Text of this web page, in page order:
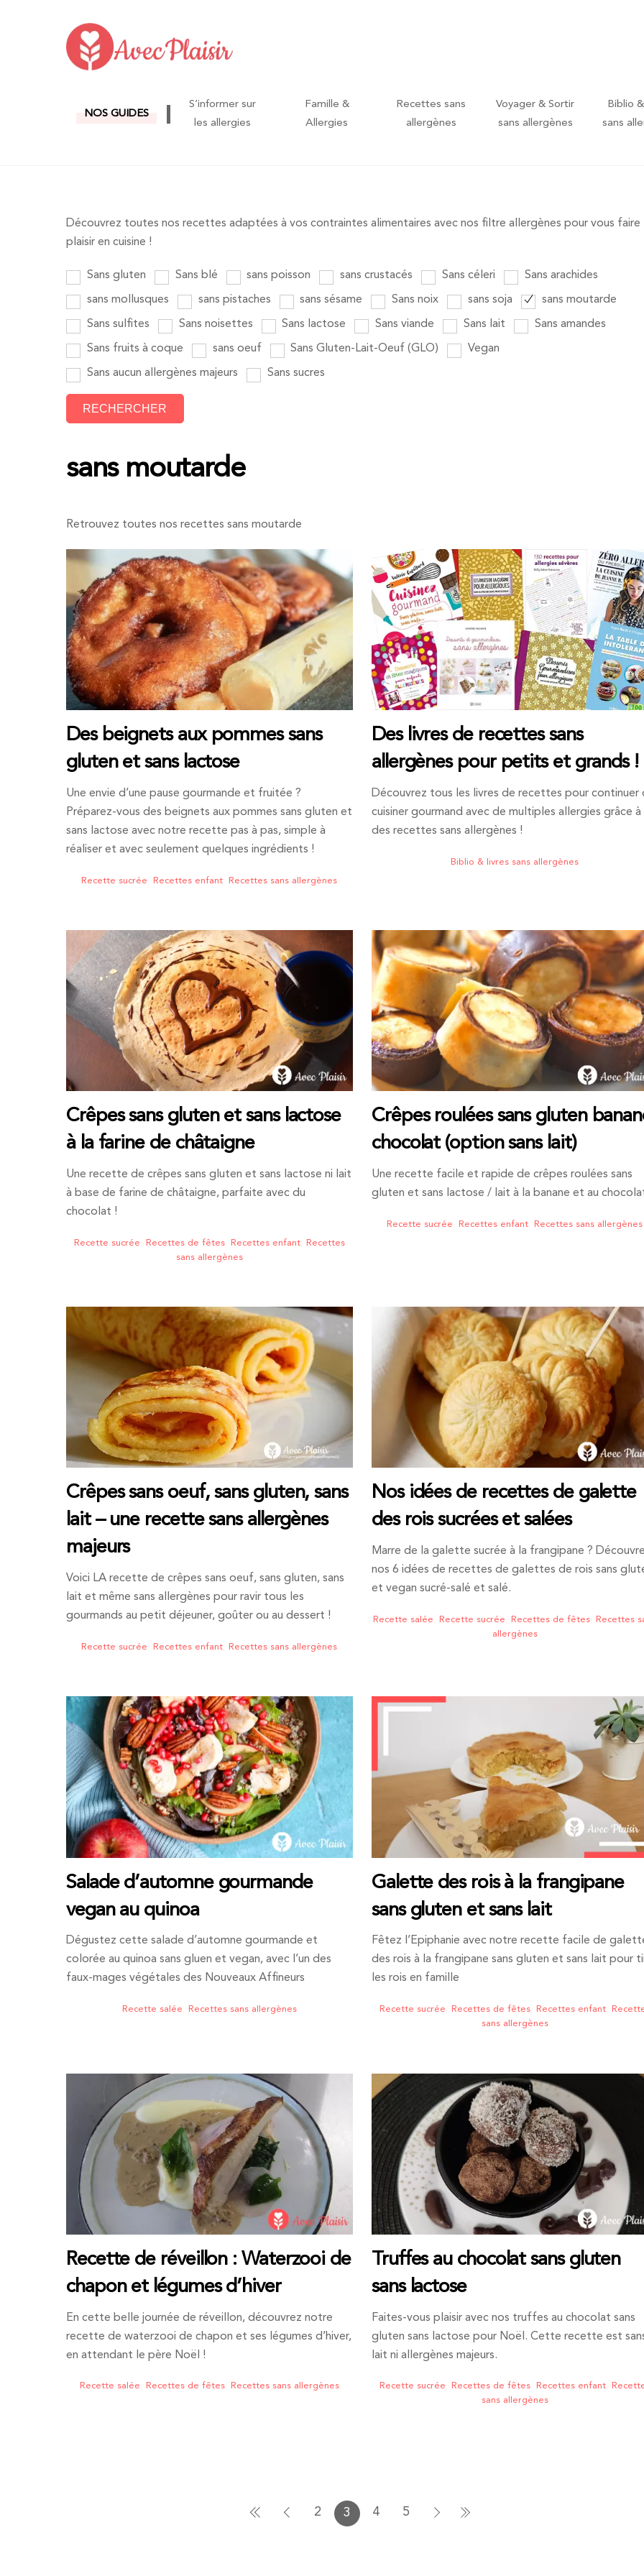
NOS GUIDES
S’informer sur
les allergies
Famille &
Allergies
Recettes sans
allergènes
Voyager & Sortir
sans allergènes
Biblio
sans
Découvrez toutes nos recettes adaptées à vos contraintes alimentaires avec nos filtre allergènes pour vous faire
plaisir en cuisine !
Sans gluten Sans blé sans poisson sans crustacés Sans céleri Sans arachides
sans mollusques sans pistaches sans sésame Sans noix sans soja sans moutarde
Sans sulfites Sans noisettes Sans lactose Sans viande Sans lait Sans amandes
Sans fruits à coque sans oeuf Sans Gluten-Lait-Oeuf (GLO) Vegan
Sans aucun allergènes majeurs Sans sucres
sans moutarde
Retrouvez toutes nos recettes sans moutarde
Des beignets aux pommes sans
gluten et sans lactose
Une envie d’une pause gourmande et fruitée ?
Préparez-vous des beignets aux pommes sans gluten et
sans lactose avec notre recette pas à pas, simple à
réaliser et avec seulement quelques ingrédients !
Recette sucrée Recettes enfant Recettes sans allergènes
Des livres de recettes sans
allergènes pour petits et grands !
Découvrez tous les livres de recettes pour continuer
cuisiner gourmand avec de multiples allergies grâce à
des recettes sans allergènes !
Biblio & livres sans allergènes
Crêpes sans gluten et sans lactose
à la farine de châtaigne
Une recette de crêpes sans gluten et sans lactose ni lait
à base de farine de châtaigne, parfaite avec du
chocolat !
Recette sucrée Recettes de fêtes, Recettes enfant,
Recettes
sans allergènes
Crêpes roulées sans gluten
chocolat (option sans lait)
Une recette facile et rapide de crêpes roulées sans
gluten et sans lactose / lait à la banane et au
Recette sucrée Recettes enfant Recettes sans allergènes
Crêpes sans oeuf, sans gluten, sans
lait – une recette sans allergènes
majeurs
Voici LA recette de crêpes sans oeuf, sans gluten, sans
lait et même sans allergènes pour ravir tous les
gourmands au petit déjeuner, goûter ou au dessert !
Recette sucrée Recettes enfant Recettes sans allergènes
Nos idées de recettes de galette
des rois sucrées et salées
Marre de la galette sucrée à la frangipane ?
nos 6 idées de recettes de galettes de rois sans
et vegan sucré-salé et salé.
Recette salée Recette sucrée Recettes de fêtes
Recettes
allergènes
Salade d’automne gourmande
vegan au quinoa
Dégustez cette salade d’automne gourmande et
colorée au quinoa sans gluen et vegan, avec l’un des
faux-mages végétales des Nouveaux Affineurs
Recette salée Recettes sans allergènes
Galette des rois à la frangipane
sans gluten et sans lait
Fêtez l’Epiphanie avec notre recette facile de
des rois à la frangipane sans gluten et sans lait pour
les rois en famille
Recette sucrée Recettes de fêtes, Recettes enfant,
sans allergènes
Recette de réveillon : Waterzooi de
chapon et légumes d’hiver
En cette belle journée de réveillon, découvrez notre
recette de waterzooi de chapon et ses légumes d’hiver,
en attendant le père Noël !
Recette salée Recettes de fêtes, Recettes sans allergènes
Truffes au chocolat sans gluten
sans lactose
Faites-vous plaisir avec nos truffes au chocolat sans
gluten sans lactose pour Noël. Cette recette est
lait ni allergènes majeurs.
Recette sucrée Recettes de fêtes, Recettes enfant,
sans allergènes
2 3 4 5